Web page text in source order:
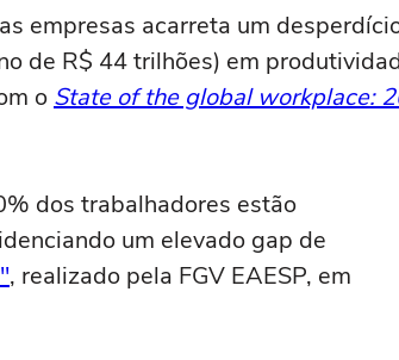
empresas acarreta um
de R$ 44 trilhões) em
o State of the global workplace:
dos trabalhadores estão
um elevado gap de
, realizado pela FGV EAESP, em